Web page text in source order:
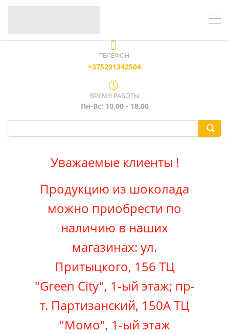
ТЕЛЕФОН
+375291342504
ВРЕМЯ РАБОТЫ
Пн-Вс: 10.00 - 18.00
Уважаемые клиенты !
Продукцию из шоколада
можно приобрести по
наличию в наших
магазинах: ул.
Притыцкого, 156 ТЦ
"Green City", 1-ый этаж; пр-
т. Партизанский, 150А ТЦ
"Момо", 1-ый этаж